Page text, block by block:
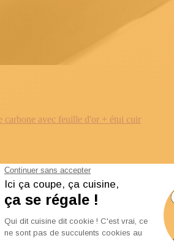
avec feuille d'or + étui cuir